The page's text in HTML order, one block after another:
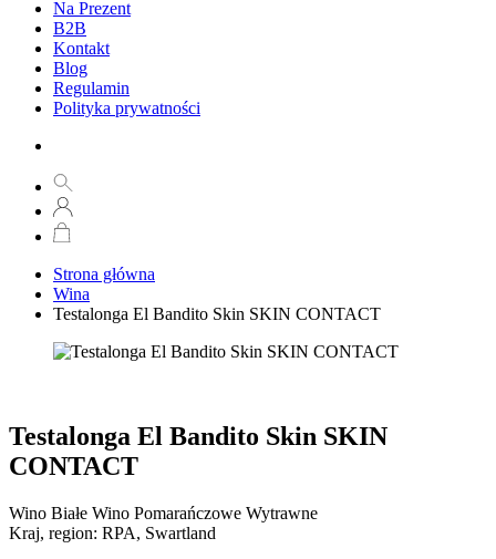
Na Prezent
B2B
Kontakt
Blog
Regulamin
Polityka prywatności
Strona główna
Wina
Testalonga El Bandito Skin SKIN CONTACT
Testalonga El Bandito Skin SKIN
CONTACT
Wino Białe Wino Pomarańczowe Wytrawne
Kraj, region: RPA, Swartland